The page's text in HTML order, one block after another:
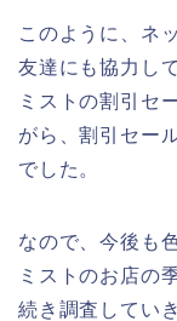
このように、ネ
友達にも協力し
ミストの割引セ
がら、割引セー
でした。
なので、今後も
ミストのお店の
続き調査してい